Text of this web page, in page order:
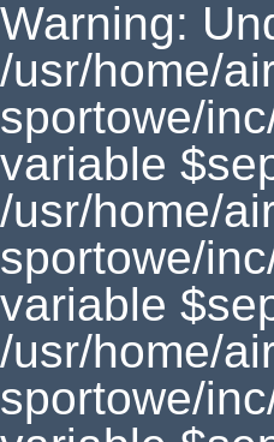
Warning:
/usr/home/
sportowe/
variable
/usr/home/
sportowe/
variable
/usr/home/
sportowe/